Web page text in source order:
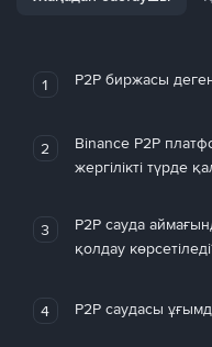
1 P2P биржасы
2
Binance P2P
жергілікті түрде
3
P2P сауда
қолдау
4 P2P саудасы